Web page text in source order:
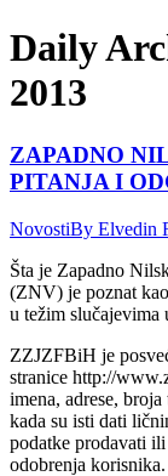
Daily
2013
ZAPADNO
PITANJA I
NovostiBy Elvedin
Šta je Zapadno
(ZNV) je poznat
u težim slučajevima
ZZJZFBiH je
stranice http://
imena, adrese,
kada su isti dati
podatke prodavati
odobrenja korisnika.